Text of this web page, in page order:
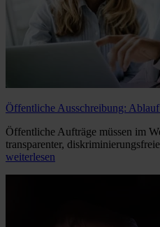
Öffentliche Ausschreibung:
Öffentliche Aufträge müssen im
transparenter,
weiterlesen